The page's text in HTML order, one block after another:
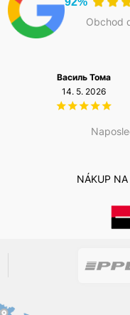
Obchod
Василь Тома
14. 5. 2026
NÁKUP